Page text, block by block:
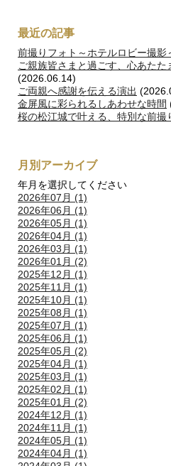
最近の記事
前撮りフォト～ホテルロビー撮影
ご親族皆さまと過ごす、心あた
(2026.06.14)
ご両親へ感謝を伝える演出
金屏風に彩られるしあわせな時間
桜の松江城で叶える、特別な前撮
月別アーカイブ
年月を選択してください
2026年07月 (1)
2026年06月 (1)
2026年05月 (1)
2026年04月 (1)
2026年03月 (1)
2026年01月 (2)
2025年12月 (1)
2025年11月 (1)
2025年10月 (1)
2025年08月 (1)
2025年07月 (1)
2025年06月 (1)
2025年05月 (2)
2025年04月 (1)
2025年03月 (1)
2025年02月 (1)
2025年01月 (2)
2024年12月 (1)
2024年11月 (1)
2024年05月 (1)
2024年04月 (1)